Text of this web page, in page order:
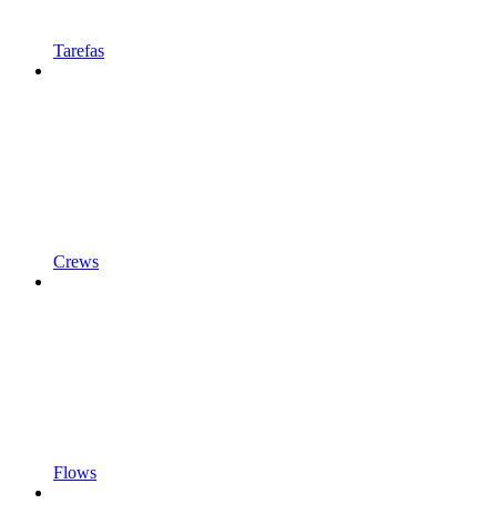
Tarefas
Crews
Flows